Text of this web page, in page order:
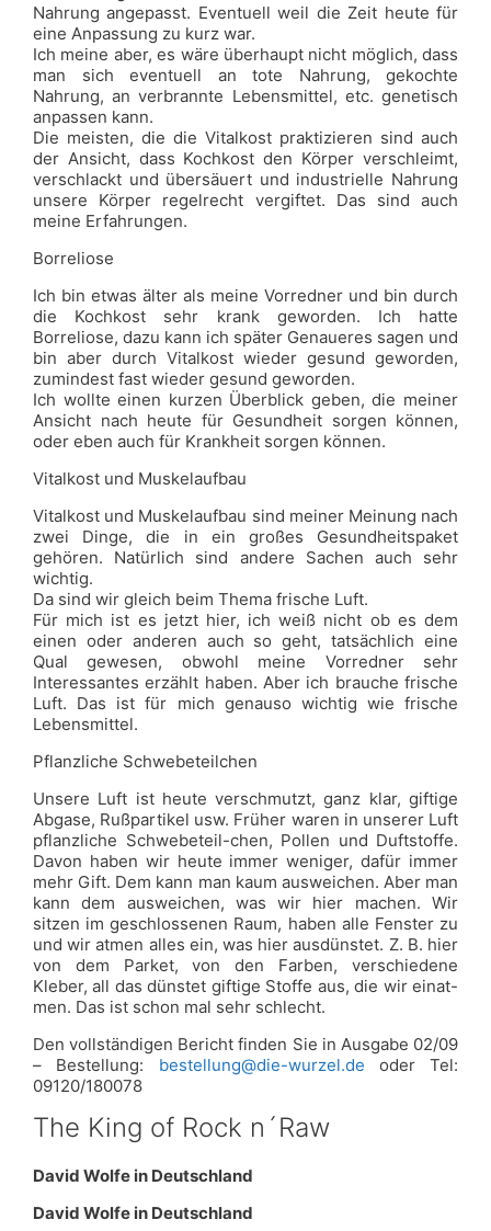
Nahrung angepasst. Eventuell weil die Zeit heute für
eine Anpassung zu kurz war.
Ich meine aber, es wäre überhaupt nicht möglich, dass
man sich eventuell an tote Nahrung, gekochte
Nahrung, an verbrannte Lebensmittel, etc. genetisch
anpassen kann.
Die meisten, die die Vitalkost praktizieren sind auch
der Ansicht, dass Kochkost den Körper verschleimt,
verschlackt und übersäuert und industrielle Nahrung
unsere Körper regelrecht vergiftet. Das sind auch
meine Erfahrungen.
Borreliose
Ich bin etwas älter als meine Vorredner und bin durch
die Kochkost sehr krank geworden. Ich hatte
Borreliose, dazu kann ich später Genaueres sagen und
bin aber durch Vitalkost wieder gesund geworden,
zumindest fast wieder gesund geworden.
Ich wollte einen kurzen Überblick geben, die meiner
Ansicht nach heute für Gesundheit sorgen können,
oder eben auch für Krankheit sorgen können.
Vitalkost und Muskelaufbau
Vitalkost und Muskelaufbau sind meiner Meinung nach
zwei Dinge, die in ein großes Gesundheitspaket
gehören. Natürlich sind andere Sachen auch sehr
wichtig.
Da sind wir gleich beim Thema frische Luft.
Für mich ist es jetzt hier, ich weiß nicht ob es dem
einen oder anderen auch so geht, tatsächlich eine
Qual gewesen, obwohl meine Vorredner sehr
Interessantes erzählt haben. Aber ich brauche frische
Luft. Das ist für mich genauso wichtig wie frische
Lebensmittel.
Pflanzliche Schwebeteilchen
Unsere Luft ist heute verschmutzt, ganz klar, giftige
Abgase, Rußpartikel usw. Früher waren in unserer Luft
pflanzliche Schwebeteil-chen, Pollen und Duftstoffe.
Davon haben wir heute immer weniger, dafür immer
mehr Gift. Dem kann man kaum ausweichen. Aber man
kann dem ausweichen, was wir hier machen. Wir
sitzen im geschlossenen Raum, haben alle Fenster zu
und wir atmen alles ein, was hier ausdünstet. Z. B. hier
von dem Parket, von den Farben, verschiedene
Kleber, all das dünstet giftige Stoffe aus, die wir einat-
men. Das ist schon mal sehr schlecht.
Den vollständigen Bericht finden Sie in Ausgabe 02/09
– Bestellung: bestellung@die-wurzel.de oder Tel:
09120/180078
The King of Rock n´Raw
David Wolfe in Deutschland
David Wolfe in Deutschland